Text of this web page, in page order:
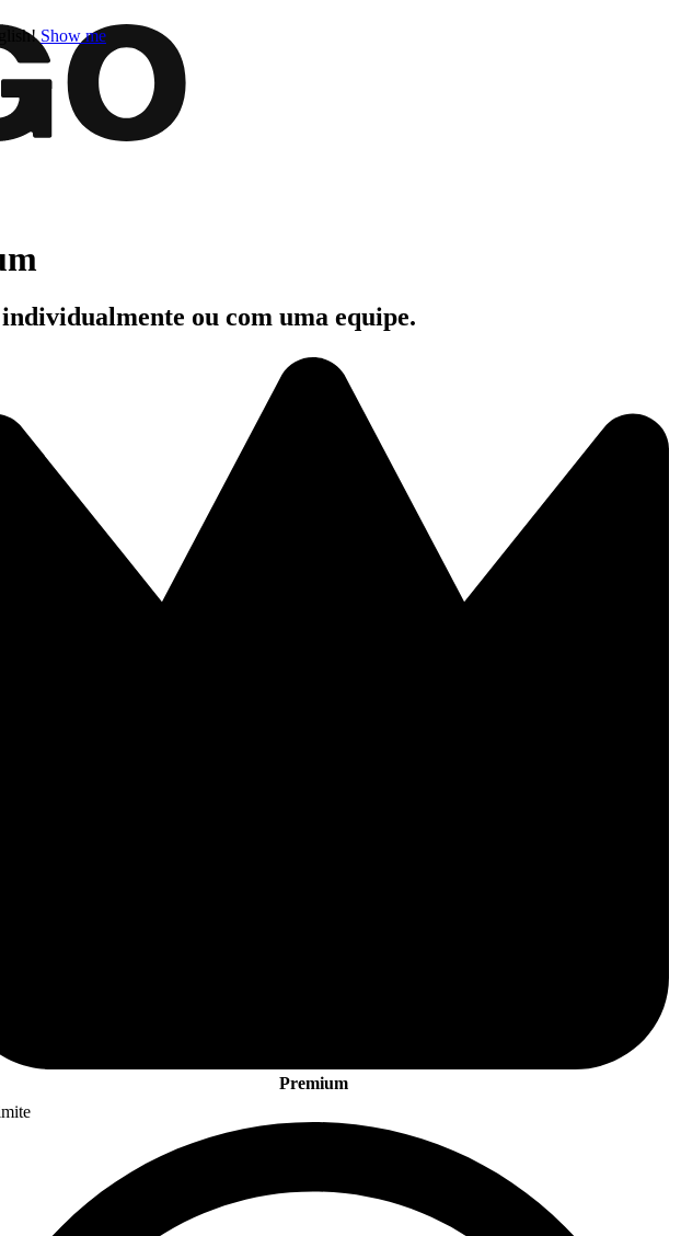
Show me
ou com uma equipe.
Premium